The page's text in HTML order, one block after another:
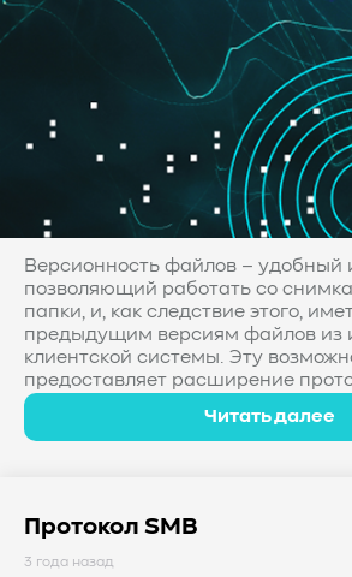
Версионность файлов – удобный
позволяющий работать со
папки, и, как следствие этого,
предыдущим версиям файлов из
клиентской системы. Эту
предоставляет расширение
Читать далее
Протокол SMB
3 года назад